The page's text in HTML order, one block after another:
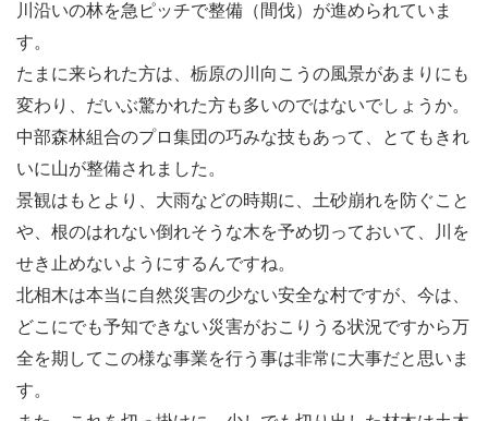
川沿いの林を急ピッチで整備（間伐）が進められていま
す。
たまに来られた方は、栃原の川向こうの風景があまりにも
変わり、だいぶ驚かれた方も多いのではないでしょうか。
中部森林組合のプロ集団の巧みな技もあって、とてもきれ
いに山が整備されました。
景観はもとより、大雨などの時期に、土砂崩れを防ぐこと
や、根のはれない倒れそうな木を予め切っておいて、川を
せき止めないようにするんですね。
北相木は本当に自然災害の少ない安全な村ですが、今は、
どこにでも予知できない災害がおこりうる状況ですから万
全を期してこの様な事業を行う事は非常に大事だと思いま
す。